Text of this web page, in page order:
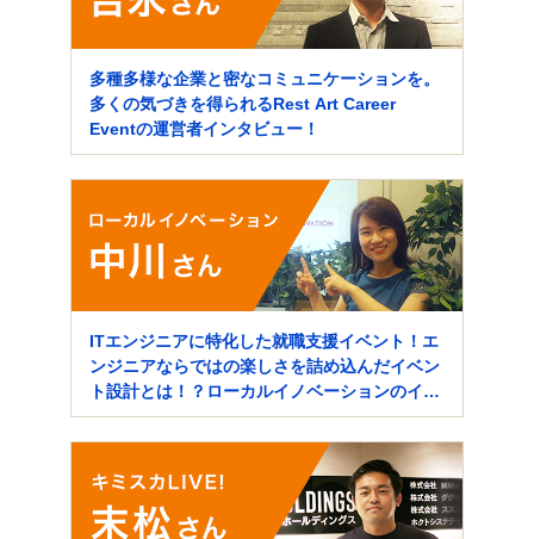
多種多様な企業と密なコミュニケーションを。
多くの気づきを得られるRest Art Career
Eventの運営者インタビュー！
ITエンジニアに特化した就職支援イベント！エ
ンジニアならではの楽しさを詰め込んだイベン
ト設計とは！？ローカルイノベーションのイベ
ント運営者にインタビュー！